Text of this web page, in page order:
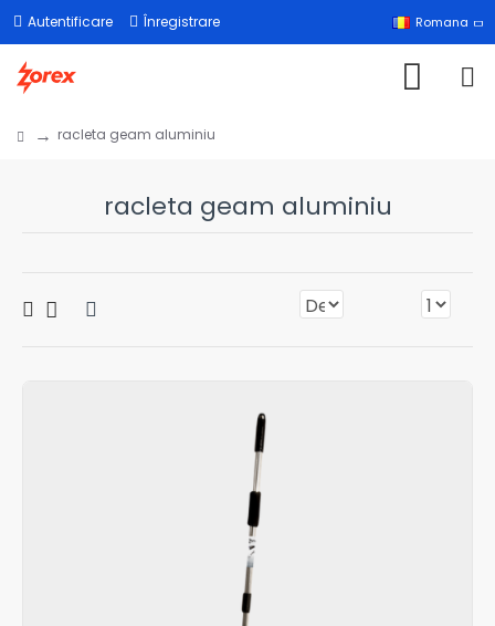
Autentificare Înregistrare Romana
racleta geam aluminiu
racleta geam aluminiu